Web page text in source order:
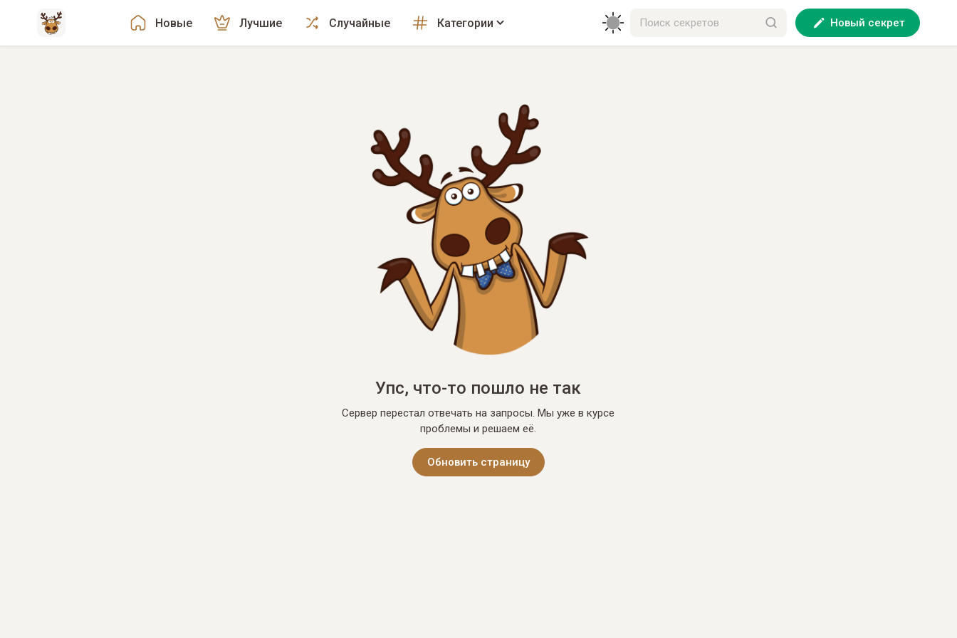
Новые Лучшие Случайные Категории Новый секрет
Упс, что-то пошло не так
Сервер перестал отвечать на запросы. Мы уже в курсе
проблемы и решаем её.
Обновить страницу